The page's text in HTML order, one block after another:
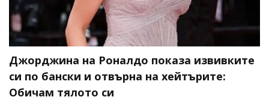
Джорджина на Роналдо показа извивките
си по бански и отвърна на хейтърите:
Обичам тялото си